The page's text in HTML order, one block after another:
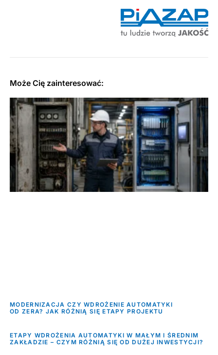
Może Cię zainteresować:
MODERNIZACJA CZY WDROŻENIE AUTOMATYKI
OD ZERA? JAK RÓŻNIĄ SIĘ ETAPY PROJEKTU
ETAPY WDROŻENIA AUTOMATYKI W MAŁYM I ŚREDNIM
ZAKŁADZIE – CZYM RÓŻNIĄ SIĘ OD DUŻEJ INWESTYCJI?